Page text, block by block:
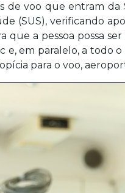
voo que entram da
(SUS), verificando
que a pessoa possa
e, em paralelo, a todo
para o voo,